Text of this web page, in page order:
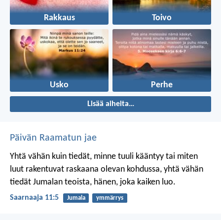
Rakkaus Toivo
Usko Perhe
Lisää aiheita…
Päivän Raamatun jae
Yhtä vähän kuin tiedät, minne tuuli kääntyy tai miten
luut rakentuvat raskaana olevan kohdussa, yhtä vähän
tiedät Jumalan teoista, hänen, joka kaiken luo.
Saarnaaja 11:5 Jumala ymmärrys